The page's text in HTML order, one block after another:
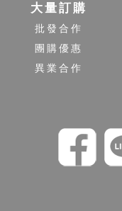
大量訂購
批發合作
團購優惠
異業合作